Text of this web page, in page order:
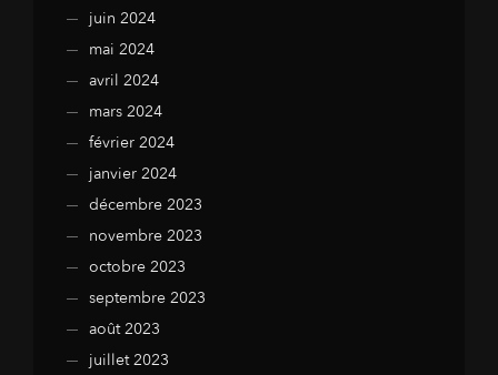
juin 2024
mai 2024
avril 2024
mars 2024
février 2024
janvier 2024
décembre 2023
novembre 2023
octobre 2023
septembre 2023
août 2023
juillet 2023